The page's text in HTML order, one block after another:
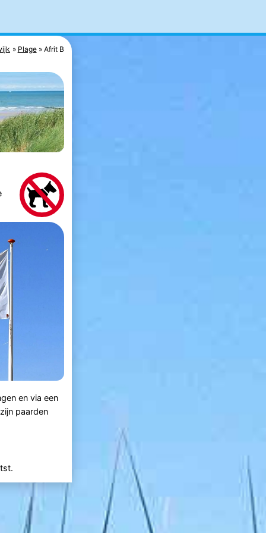
Plage Afrit B
en via een
paarden